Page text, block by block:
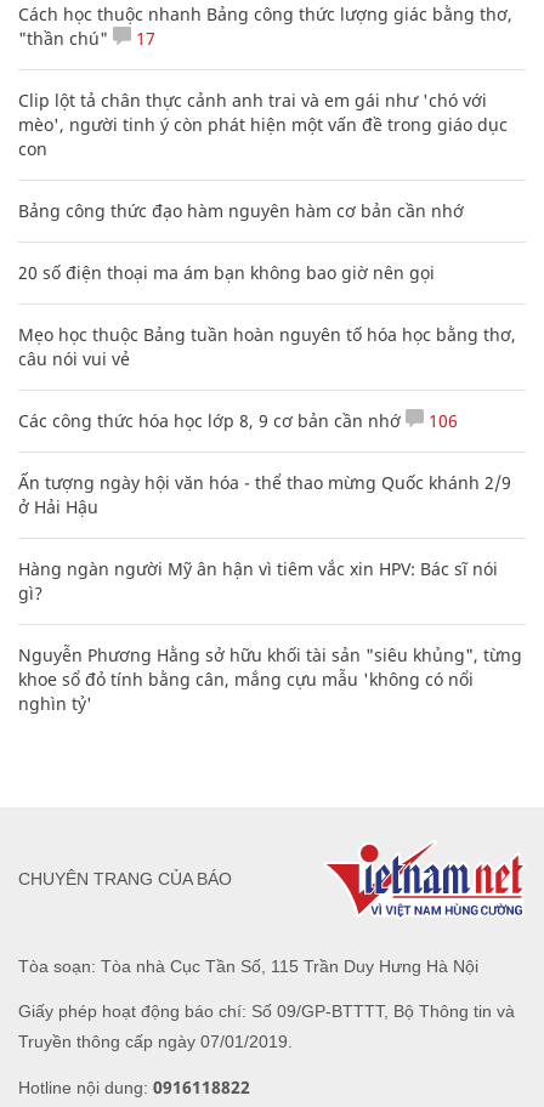
Cách học thuộc nhanh Bảng công thức lượng giác bằng thơ,
"thần chú"
17
Clip lột tả chân thực cảnh anh trai và em gái như 'chó với
mèo', người tinh ý còn phát hiện một vấn đề trong giáo dục
con
Bảng công thức đạo hàm nguyên hàm cơ bản cần nhớ
20 số điện thoại ma ám bạn không bao giờ nên gọi
Mẹo học thuộc Bảng tuần hoàn nguyên tố hóa học bằng thơ,
câu nói vui vẻ
Các công thức hóa học lớp 8, 9 cơ bản cần nhớ 106
Ấn tượng ngày hội văn hóa - thể thao mừng Quốc khánh 2/9
ở Hải Hậu
Hàng ngàn người Mỹ ân hận vì tiêm vắc xin HPV: Bác sĩ nói
gì?
Nguyễn Phương Hằng sở hữu khối tài sản "siêu khủng", từng
khoe sổ đỏ tính bằng cân, mắng cựu mẫu 'không có nổi
nghìn tỷ'
Tòa soạn: Tòa nhà Cục Tần Số, 115 Trần Duy Hưng Hà Nội
Giấy phép hoạt động báo chí: Số 09/GP-BTTTT, Bộ Thông tin và
Truyền thông cấp ngày 07/01/2019.
Hotline nội dung: 0916118822
CHUYÊN TRANG CỦA BÁO